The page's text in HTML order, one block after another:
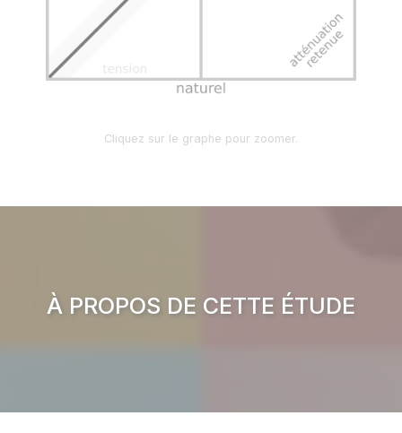
Cliquez sur le graphe pour zoomer.
À PROPOS DE CETTE ÉTUDE